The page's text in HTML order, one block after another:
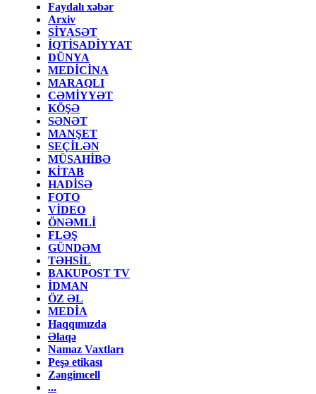
Faydalı xəbər
Arxiv
SİYASƏT
İQTİSADİYYAT
DÜNYA
MEDİCİNA
MARAQLI
CƏMİYYƏT
KÖŞƏ
SƏNƏT
MANŞET
SEÇİLƏN
MÜSAHİBƏ
KİTAB
HADİSƏ
FOTO
VİDEO
ÖNƏMLİ
FLƏŞ
GÜNDƏM
TƏHSİL
BAKUPOST TV
İDMAN
ÖZ ƏL
MEDİA
Haqqımızda
Əlaqə
Namaz Vaxtları
Peşə etikası
Zəngimcell
...